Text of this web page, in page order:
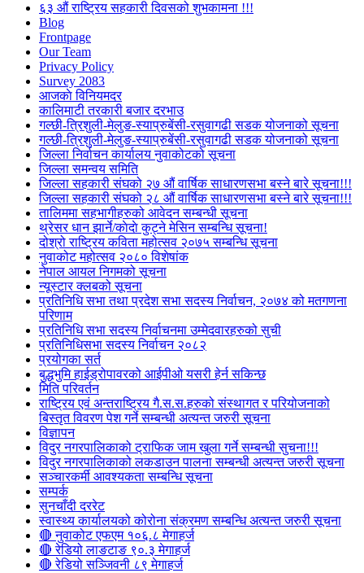
६३ औं राष्ट्रिय सहकारी दिवसको शुभकामना !!!
Blog
Frontpage
Our Team
Privacy Policy
Survey 2083
आजकाे विनियमदर
कालिमाटी तरकारी बजार दरभाउ
गल्छी-त्रिशुली-मेलुङ-स्याप्रुबेंसी-रसुवागढी सडक योजनाको सूचना
गल्छी-त्रिशुली-मेलुङ-स्याप्रुबेंसी-रसुवागढी सडक योजनाको सूचना
जिल्ला निर्वाचन कार्यालय नुवाकोटको सूचना
जिल्ला समन्वय समिति
जिल्ला सहकारी संघको २७ औं वार्षिक साधारणसभा बस्ने बारे सूचना!!!
जिल्ला सहकारी संघको २८ औं वार्षिक साधारणसभा बस्ने बारे सूचना!!!
तालिममा सहभागीहरुको आवेदन सम्बन्धी सूचना
थ्रेसर धान झार्ने/काेदाे कुट्ने मेसिन सम्बन्धि सूचना!
दोश्रो राष्ट्रिय कविता महोत्सव २०७५ सम्बन्धि सूचना
नुवाकोट महोत्सव २०८० विशेषांक
नेपाल आयल निगमको सूचना
न्यूस्टार क्लबको सूचना
प्रतिनिधि सभा तथा प्रदेश सभा सदस्य निर्वाचन, २०७४ को मतगणना
परिणाम
प्रतिनिधि सभा सदस्य निर्वाचनमा उम्मेदवारहरुको सुची
प्रतिनिधिसभा सदस्य निर्वाचन २०८२
प्रयोगका सर्त
बुद्धभुमि हाईड्रोपावरको आईपीओ यसरी हेर्न सकिन्छ
मिति परिवर्तन
राष्ट्रिय एवं अन्तराष्ट्रिय गै.स.स.हरुको संस्थागत र परियोजनाको
बिस्तृत विवरण पेश गर्ने सम्बन्धी अत्यन्त जरुरी सूचना
विज्ञापन
विदुर नगरपालिकाको ट्राफिक जाम खुला गर्ने सम्बन्धी सुचना!!!
विदुर नगरपालिकाको लकडाउन पालना सम्बन्धी अत्यन्त जरुरी सूचना
सञ्चारकर्मी आवश्यकता सम्बन्धि सूचना
सम्पर्क
सुनचाँदी दररेट
स्वास्थ्य कार्यालयको कोरोना संक्रमण सम्बन्धि अत्यन्त जरुरी सूचना
🔴 नुवाकोट एफएम १०६.८ मेगाहर्ज
🔴 रेडियो लाङटाङ ९०.३ मेगाहर्ज
🔴 रेडियो सञ्जिवनी ८९ मेगाहर्ज